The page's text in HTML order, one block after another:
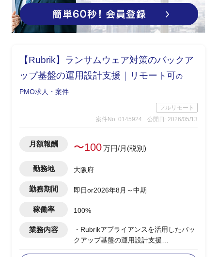
【Rubrik】ランサムウェア対策のバックア
ップ基盤の運用設計支援｜リモート可の
PMO求人・案件
フルリモート
案件No. 0145924
公開日: 2026/05/13
月額報酬 〜100万円/月(税別)
勤務地 大阪府
勤務期間 即日or2026年8月～中期
稼働率 100%
業務内容
・Rubrikアプライアンスを活用したバッ
クアップ基盤の運用設計支援